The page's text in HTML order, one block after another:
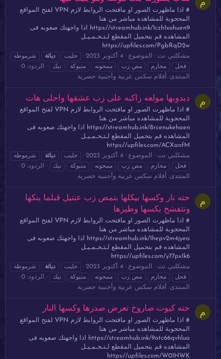
م
# اذا ماظهرت الصور او مافتحت الروابط لازم VPN لفتح المواقع
المحجوبة للمشاهده مباشر من هنا
https://streamhub.ink/1czh1xohuen9 اذا واجهتك صعوبه فى
المشاهده قم بتحميل المقطع لـتـحـمـيـل
https://upfiles.com/PgbRqD2w
مشكلني نت
الموضوع 4 أكتوبر 2023 حليب دياثة
شرموطه
فحل
محارم مص زب ممحونه منيوكة نيك
الردود: 0
المنتدى:
أفلام سكس عربية وأجنبية حصرية
م دبدوبها مولعه راكبه على زب عشقها واحلى هات
# اذا ماظهرت الصور او مافتحت الروابط لازم VPN لفتح المواقع
المحجوبة للمشاهده مباشر من هنا
https://streamhub.ink/8rcenukehaen اذا واجهتك صعوبه فى
المشاهده قم بتحميل المقطع لـتـحـمـيـل
https://upfiles.com/ACXanfM
مشكلني نت
الموضوع 4 أكتوبر 2023 حليب دياثة
شرموطه
فحل
محارم مص زب ممحونه منيوكة نيك
الردود: 0
المنتدى:
أفلام سكس عربية وأجنبية حصرية
م
حته نار وكسها بيكلها بتمص زب عنتيل قبلما ينكها
وتتفشخ بكسها وطيزها
# اذا ماظهرت الصور او مافتحت الروابط لازم VPN لفتح المواقع
المحجوبة للمشاهده مباشر من هنا
https://streamhub.ink/1hepv2m4jyea اذا واجهتك صعوبه فى
المشاهده قم بتحميل المقطع لـتـحـمـيـل
https://upfiles.com/y77px1k6
مشكلني نت
الموضوع 4 أكتوبر 2023 حليب دياثة
شرموطه
فحل
محارم مص زب ممحونه منيوكة نيك
الردود: 0
المنتدى:
أفلام سكس عربية وأجنبية حصرية
م حته كيوت صاروخ تعرض صدرها وكسها النار
# اذا ماظهرت الصور او مافتحت الروابط لازم VPN لفتح المواقع
المحجوبة للمشاهده مباشر من هنا
https://streamhub.ink/9otc66qvhlua اذا واجهتك صعوبه فى
المشاهده قم بتحميل المقطع لـتـحـمـيـل
https://upfiles.com/W01HWK